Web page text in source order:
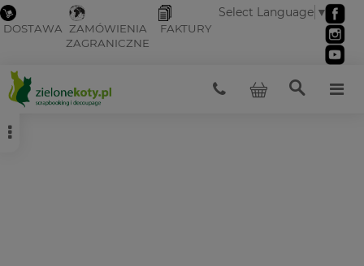
DOSTAWA ZAMÓWIENIA
ZAGRANICZNE
FAKTURY
Select Language ▼